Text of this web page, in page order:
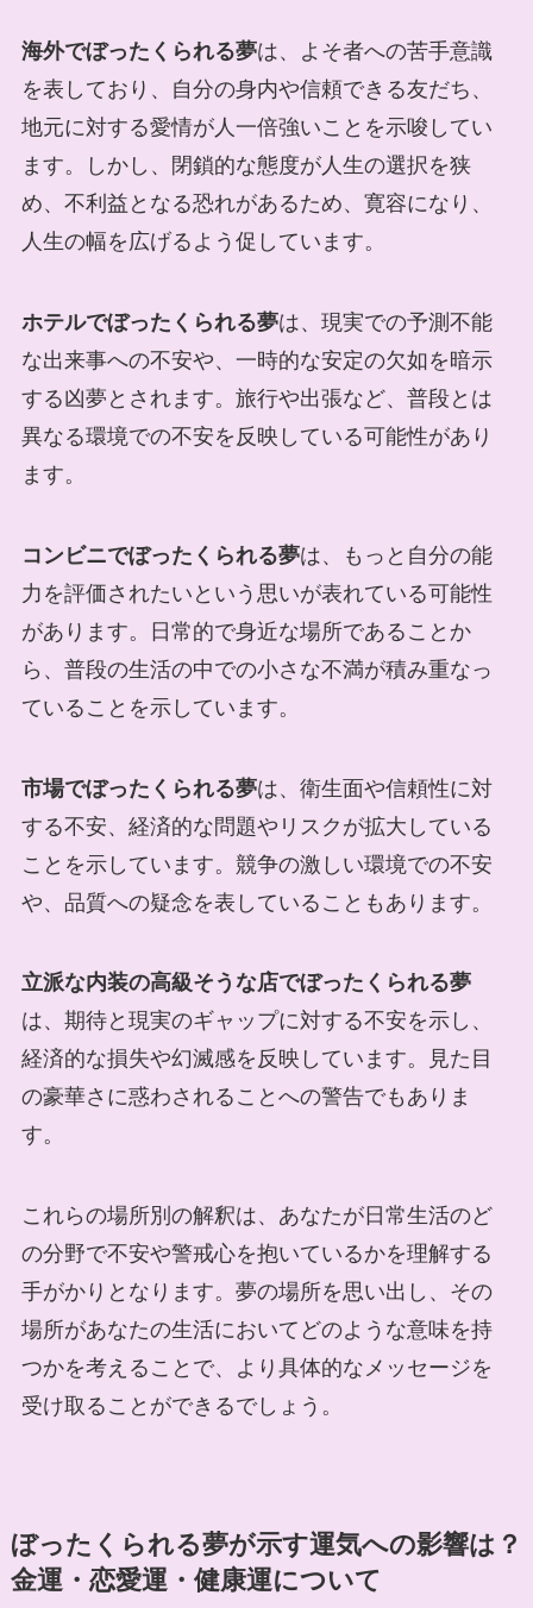
海外でぼったくられる夢は、よそ者への苦手意識
を表しており、自分の身内や信頼できる友だち、
地元に対する愛情が人一倍強いことを示唆してい
ます。しかし、閉鎖的な態度が人生の選択を狭
め、不利益となる恐れがあるため、寛容になり、
人生の幅を広げるよう促しています。
ホテルでぼったくられる夢は、現実での予測不能
な出来事への不安や、一時的な安定の欠如を暗示
する凶夢とされます。旅行や出張など、普段とは
異なる環境での不安を反映している可能性があり
ます。
コンビニでぼったくられる夢は、もっと自分の能
力を評価されたいという思いが表れている可能性
があります。日常的で身近な場所であることか
ら、普段の生活の中での小さな不満が積み重なっ
ていることを示しています。
市場でぼったくられる夢は、衛生面や信頼性に対
する不安、経済的な問題やリスクが拡大している
ことを示しています。競争の激しい環境での不安
や、品質への疑念を表していることもあります。
立派な内装の高級そうな店でぼったくられる夢
は、期待と現実のギャップに対する不安を示し、
経済的な損失や幻滅感を反映しています。見た目
の豪華さに惑わされることへの警告でもありま
す。
これらの場所別の解釈は、あなたが日常生活のど
の分野で不安や警戒心を抱いているかを理解する
手がかりとなります。夢の場所を思い出し、その
場所があなたの生活においてどのような意味を持
つかを考えることで、より具体的なメッセージを
受け取ることができるでしょう。
ぼったくられる夢が示す運気への影響は？
金運・恋愛運・健康運について